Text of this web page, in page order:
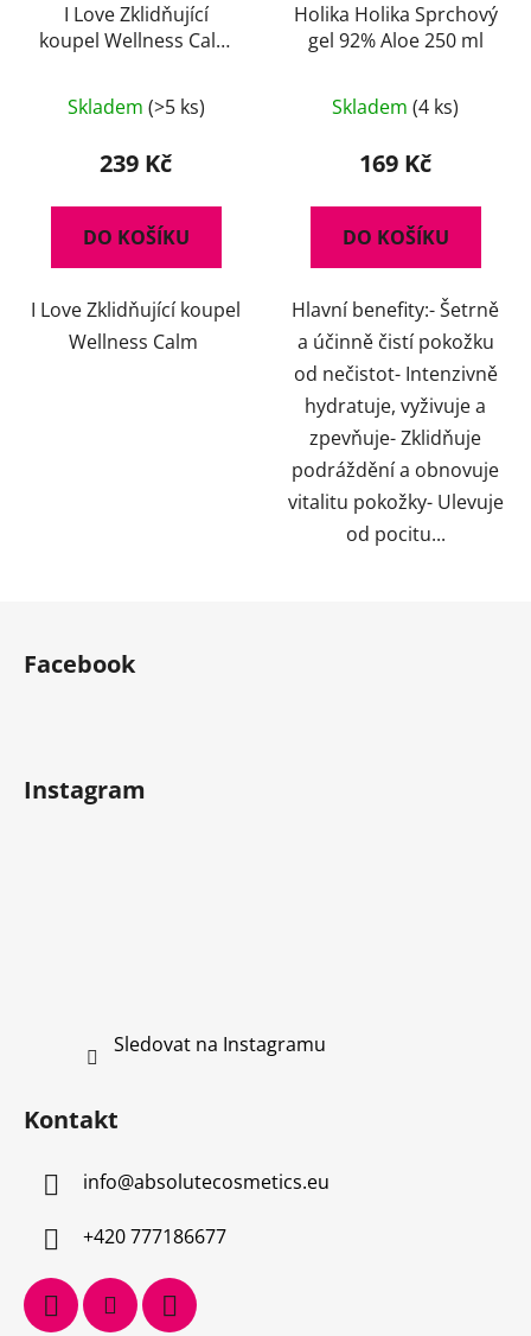
I Love Zklidňující
koupel Wellness Calm
Skladem (>5 ks)
239 Kč
DO KOŠÍKU
I Love Zklidňující koupel
Wellness Calm
Holika Holika Sprchový
gel 92% Aloe 250 ml
Skladem (4 ks)
169 Kč
DO KOŠÍKU
Hlavní benefity:- Šetrně
a účinně čistí pokožku
od nečistot- Intenzivně
hydratuje, vyživuje a
zpevňuje- Zklidňuje
podráždění a obnovuje
vitalitu pokožky- Ulevuje
od pocitu...
Facebook
Instagram
Sledovat na Instagramu
Kontakt
info@absolutecosmetics.eu
+420 777186677